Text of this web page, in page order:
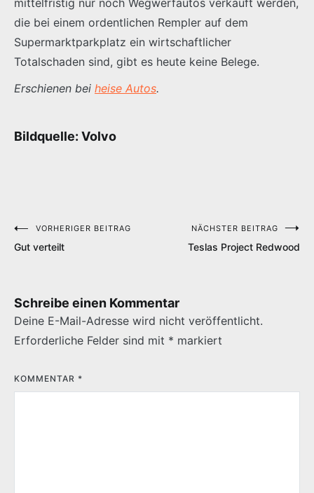
die bei einem ordentlichen Rempler auf dem
Supermarktparkplatz ein wirtschaftlicher
Totalschaden sind, gibt es heute keine Belege.
Erschienen bei heise Autos.
Bildquelle: Volvo
Beitragsnavigation
VORHERIGER BEITRAG
Gut verteilt
NÄCHSTER BEITRAG
Teslas Project Redwood
Schreibe einen Kommentar
Deine E-Mail-Adresse wird nicht veröffentlicht.
Erforderliche Felder sind mit * markiert
KOMMENTAR *